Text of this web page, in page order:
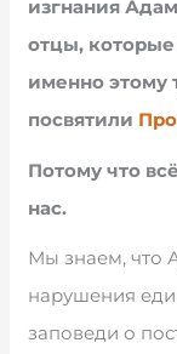
изгнания
отцы,
именно этому
посвятили
Потому что
нас.
Мы знаем, что
нарушения
заповеди о